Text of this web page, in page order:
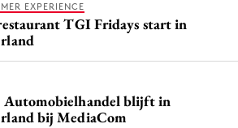
EXPERIENCE
TGI Fridays start in
Automobielhandel blijft in
bij MediaCom